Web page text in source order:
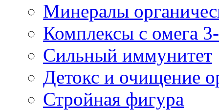
Минералы
Комплексы с омега
Сильный иммунитет
Детокс и очищение
Стройная фигура